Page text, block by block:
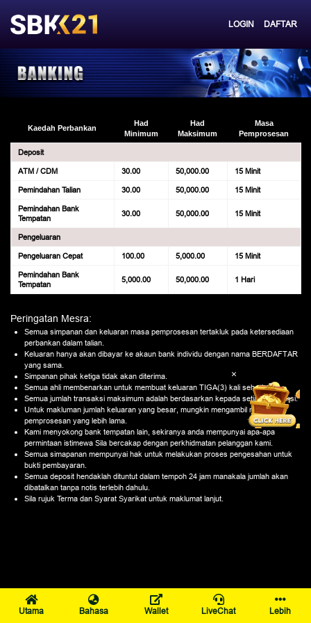
LOGIN DAFTAR
Kaedah Perbankan
Had
Minimum
Had
Maksimum
Masa
Pemprosesan
Deposit
ATM / CDM
30.00 50,000.00
15 Minit
Pemindahan Talian
30.00 50,000.00
15 Minit
Pemindahan Bank
Tempatan
30.00 50,000.00 15 Minit
Pengeluaran
Pengeluaran Cepat
100.00 5,000.00
15 Minit
Pemindahan Bank
Tempatan
5,000.00 50,000.00 1 Hari
Peringatan Mesra:
Semua simpanan dan keluaran masa pemprosesan tertakluk pada ketersediaan
perbankan dalam talian.
Keluaran hanya akan dibayar ke akaun bank individu dengan nama BERDAFTAR
yang sama.
Simpanan pihak ketiga tidak akan diterima.
Semua ahli membenarkan untuk membuat keluaran TIGA(3) kali sehari.
Semua jumlah transaksi maksimum adalah berdasarkan kepada setiap transaksi.
Untuk makluman jumlah keluaran yang besar, mungkin mengambil masa
pemprosesan yang lebih lama.
Kami menyokong bank tempatan lain, sekiranya anda mempunyai apa-apa
permintaan istimewa Sila bercakap dengan perkhidmatan pelanggan kami.
Semua simapanan mempunyai hak untuk melakukan proses pengesahan untuk
bukti pembayaran.
Semua deposit hendaklah dituntut dalam tempoh 24 jam manakala jumlah akan
dibatalkan tanpa notis terlebih dahulu.
Sila rujuk Terma dan Syarat Syarikat untuk maklumat lanjut.
Utama Bahasa Wallet LiveChat Lebih
×